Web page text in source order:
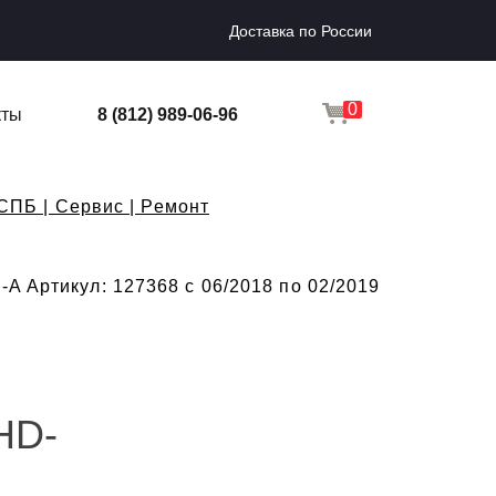
Доставка по России
8 (812) 989-06-96 0
| Сервис | Ремонт
Артикул: 127368 с 06/2018 по 02/2019